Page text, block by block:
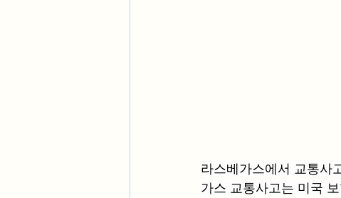
라스베가스에서 교통사
가스 교통사고는 미국